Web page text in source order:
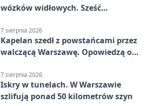
wózków widłowych. Sześć
województwach
7 sierpnia 2026
Kapelan szedł z powstańcami przez
walczącą Warszawę. Opowiedzą o
7 sierpnia 2026
Iskry w tunelach. W Warszawie
szlifują ponad 50 kilometrów szyn